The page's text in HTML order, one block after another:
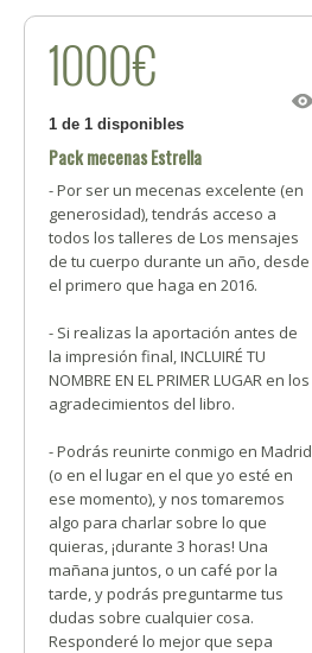
1000€
1 de 1 disponibles
Pack mecenas Estrella
- Por ser un mecenas excelente (en
generosidad), tendrás acceso a
todos los talleres de Los mensajes
de tu cuerpo durante un año, desde
el primero que haga en 2016.
- Si realizas la aportación antes de
la impresión final, INCLUIRÉ TU
NOMBRE EN EL PRIMER LUGAR en los
agradecimientos del libro.
- Podrás reunirte conmigo en Madrid
(o en el lugar en el que yo esté en
ese momento), y nos tomaremos
algo para charlar sobre lo que
quieras, ¡durante 3 horas! Una
mañana juntos, o un café por la
tarde, y podrás preguntarme tus
dudas sobre cualquier cosa.
Responderé lo mejor que sepa